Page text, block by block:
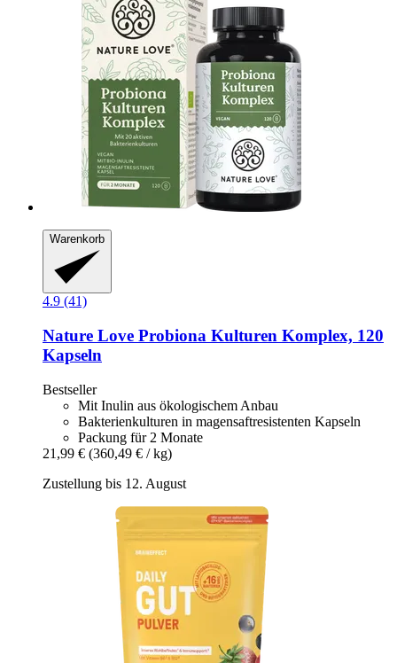
Warenkorb
4.9 (41)
Nature Love Probiona Kulturen Komplex, 120
Kapseln
Bestseller
Mit Inulin aus ökologischem Anbau
Bakterienkulturen in magensaftresistenten Kapseln
Packung für 2 Monate
21,99 € (360,49 € / kg)
Zustellung bis 12. August